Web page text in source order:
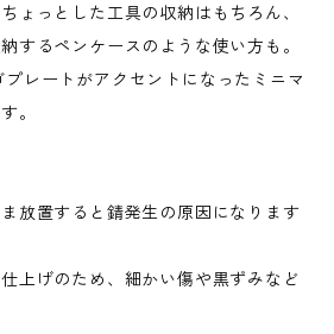
ょっとした工具の収納はもちろん、
するペンケースのような使い方も。
プレートがアクセントになったミニマ
。
放置すると錆発生の原因になります
上げのため、細かい傷や黒ずみなど